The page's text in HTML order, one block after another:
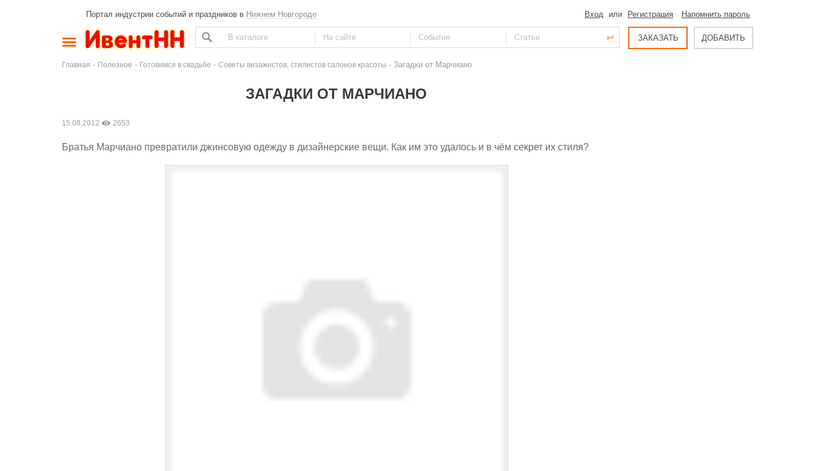
Портал индустрии событий и праздников в Нижнем Новгороде Вход или Регистрация Напомнить пароль
ЗАКАЗАТЬ ДОБАВИТЬ
Главная - Полезное - Готовимся в свадьбе - Советы визажистов, стилистов салонов красоты - Загадки от Марчиано
ЗАГАДКИ ОТ МАРЧИАНО
15.08.2012 2653
Братья Марчиано превратили джинсовую одежду в дизайнерские вещи. Как им это удалось и в чём секрет их стиля?